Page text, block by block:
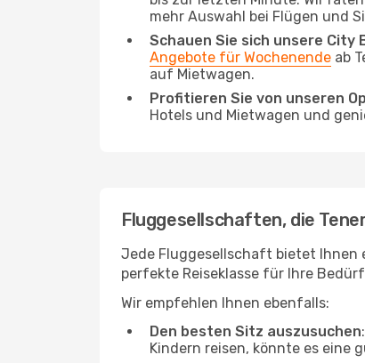
mehr Auswahl bei Flügen und
Schauen Sie sich unsere City
Angebote für Wochenende ab
auf Mietwagen.
Profitieren Sie von unseren
Hotels und Mietwagen und
Fluggesellschaften, die
Jede Fluggesellschaft bietet Ihnen
perfekte Reiseklasse für Ihre
Wir empfehlen Ihnen ebenfalls:
Den besten Sitz auszusuchen
Kindern reisen, könnte es eine